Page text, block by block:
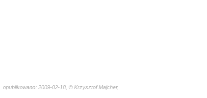
opublikowano: 2009-02-18, © Krzysztof Majcher,